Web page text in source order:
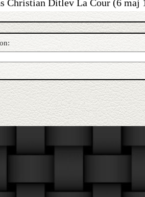
Christian Ditlev La Cour (6 maj